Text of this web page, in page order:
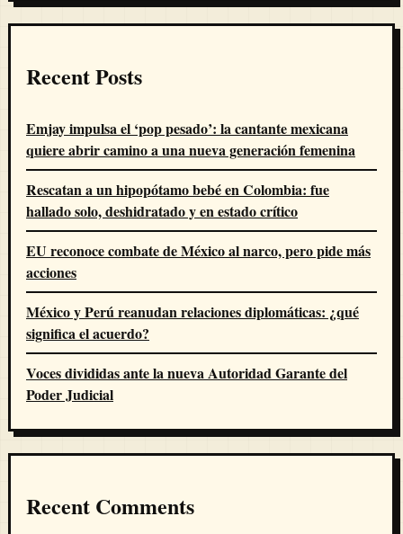
Recent Posts
Emjay impulsa el ‘pop pesado’: la cantante mexicana
quiere abrir camino a una nueva generación femenina
Rescatan a un hipopótamo bebé en Colombia: fue
hallado solo, deshidratado y en estado crítico
EU reconoce combate de México al narco, pero pide más
acciones
México y Perú reanudan relaciones diplomáticas: ¿qué
significa el acuerdo?
Voces divididas ante la nueva Autoridad Garante del
Poder Judicial
Recent Comments